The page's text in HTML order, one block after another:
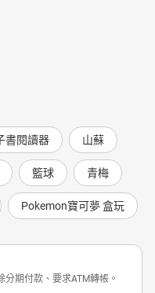
書閱讀器 山蘇
籃球 青梅
Pokemon寶可夢 盒玩
期付款、要求ATM轉帳。